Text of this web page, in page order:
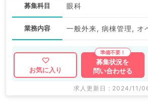
募集科目 眼科
業務内容 一般外来, 病棟管理, オ
お気に入り
募集状況を
問い合わせる
求人更新日 : 2024/11/